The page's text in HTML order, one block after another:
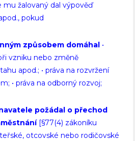
žalovaný dal výpověď
pokud
způsobem domáhal•
vzniku nebo změně
apod.; • práva na rozvržení
• práva na odborný rozvoj;
požádal o přechod
[§77(4) zákoníku
otcovské nebo rodičovské